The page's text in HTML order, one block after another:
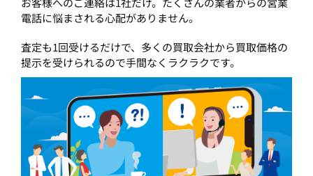
電話に悩まされる心配がありません。
査定も1回受けるだけで、多くの買取会社から買取価格の
提示を受けられるので手間なくラクラクです。